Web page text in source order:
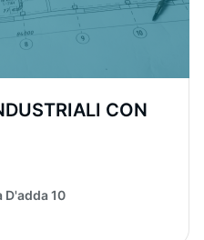
CON
D'adda 10